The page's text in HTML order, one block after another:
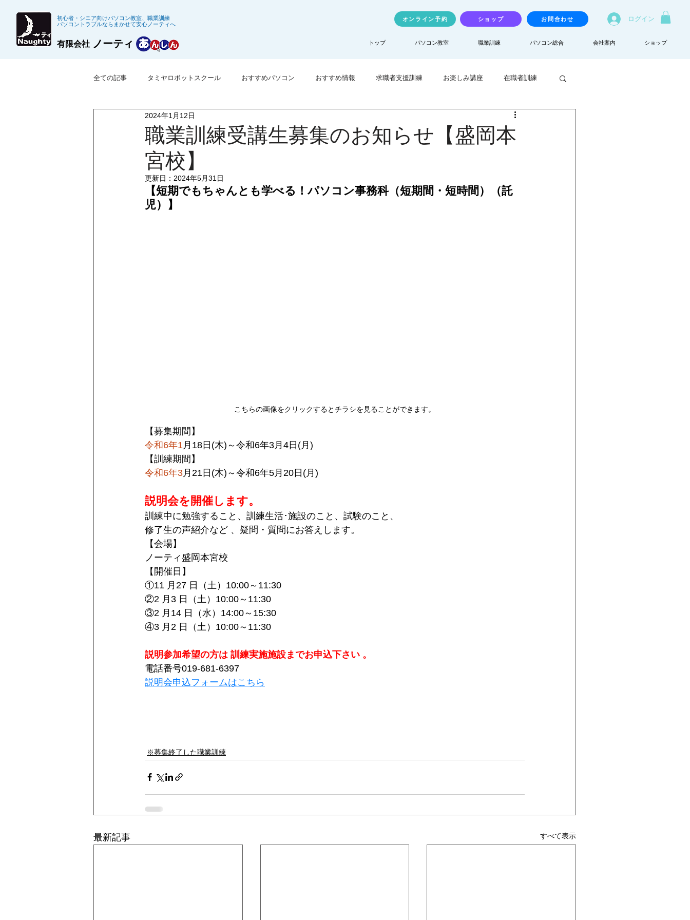
初心者・シニア向けパソコン教室、職業訓練
パソコントラブルならまかせて安心ノーティへ
ノーティ
有限会社
オンライン予約 ショップ お問合わせ ログイン
トップ パソコン教室 職業訓練 パソコン総合 会社案内 ショップ
全ての記事 タミヤロボットスクール おすすめパソコン おすすめ情報 求職者支援訓練 お楽しみ講座 在職者訓練
※募集終了した職業訓練
職業訓練受講生募集のお知らせ【盛岡本
宮校】
2024年1月12日
更新日： 2024年5月31日
【短期でもちゃんとも学べる！パソコン事務科（短期間・短時間）（託
児）】
こちらの画像をクリックするとチラシを見ることができます。
【募集期間】
令和6年1 月18日(木)～令和6年3月4日(月)
【訓練期間】
令和6年3 月21日(木)～令和6年5月20日(月)
説明会を開催します。
訓練中に勉強すること、訓練生活･施設のこと、試験のこと、
修了生の声紹介など 、疑問・質問にお答えします。
【会場】
ノーティ盛岡本宮校
【開催日】
①11 月27 日（土）10:00～11:30
②2 月3 日（土）10:00～11:30
③2 月14 日（水）14:00～15:30
④3 月2 日（土）10:00～11:30
説明参加希望の方は 訓練実施施設までお申込下さい 。
電話番号019-681-6397
説明会申込フォームはこちら
※募集終了した職業訓練
最新記事 すべて表示